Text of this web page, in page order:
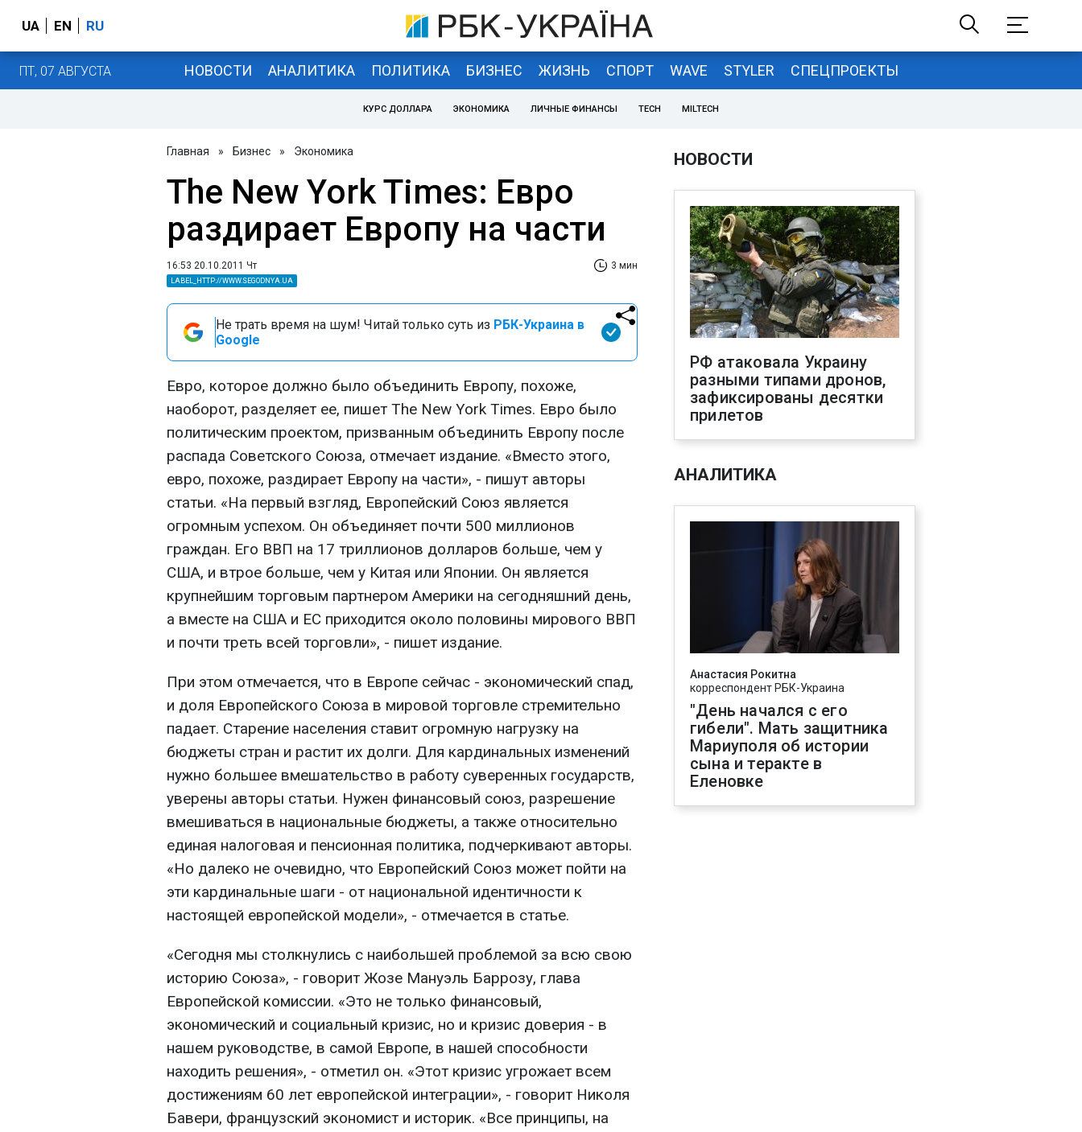
UA EN RU
ПТ, 07 АВГУСТА НОВОСТИ АНАЛИТИКА ПОЛИТИКА БИЗНЕС ЖИЗНЬ СПОРТ WAVE STYLER СПЕЦПРОЕКТЫ
КУРС ДОЛЛАРА ЭКОНОМИКА ЛИЧНЫЕ ФИНАНСЫ TECH MILTECH
Главная » Бизнес » Экономика
The New York Times: Евро
раздирает Европу на части
16:53 20.10.2011 Чт 3 мин
LABEL_HTTP://WWW.SEGODNYA.UA
Не трать время на шум! Читай только суть из РБК-Украина в
Google
Евро, которое должно было объединить Европу, похоже,
наоборот, разделяет ее, пишет The New York Times. Евро было
политическим проектом, призванным объединить Европу после
распада Советского Союза, отмечает издание. «Вместо этого,
евро, похоже, раздирает Европу на части», - пишут авторы
статьи. «На первый взгляд, Европейский Союз является
огромным успехом. Он объединяет почти 500 миллионов
граждан. Его ВВП на 17 триллионов долларов больше, чем у
США, и втрое больше, чем у Китая или Японии. Он является
крупнейшим торговым партнером Америки на сегодняшний день,
а вместе на США и ЕС приходится около половины мирового ВВП
и почти треть всей торговли», - пишет издание.
При этом отмечается, что в Европе сейчас - экономический спад,
и доля Европейского Союза в мировой торговле стремительно
падает. Старение населения ставит огромную нагрузку на
бюджеты стран и растит их долги. Для кардинальных изменений
нужно большее вмешательство в работу суверенных государств,
уверены авторы статьи. Нужен финансовый союз, разрешение
вмешиваться в национальные бюджеты, а также относительно
единая налоговая и пенсионная политика, подчеркивают авторы.
«Но далеко не очевидно, что Европейский Союз может пойти на
эти кардинальные шаги - от национальной идентичности к
настоящей европейской модели», - отмечается в статье.
«Сегодня мы столкнулись с наибольшей проблемой за всю свою
историю Союза», - говорит Жозе Мануэль Баррозу, глава
Европейской комиссии. «Это не только финансовый,
экономический и социальный кризис, но и кризис доверия - в
нашем руководстве, в самой Европе, в нашей способности
находить решения», - отметил он. «Этот кризис угрожает всем
достижениям 60 лет европейской интеграции», - говорит Николя
Бавери, французский экономист и историк. «Все принципы, на
НОВОСТИ
РФ атаковала Украину
разными типами дронов,
зафиксированы десятки
прилетов
АНАЛИТИКА
Анастасия Рокитна
корреспондент РБК-Украина
"День начался с его
гибели". Мать защитника
Мариуполя об истории
сына и теракте в
Еленовке